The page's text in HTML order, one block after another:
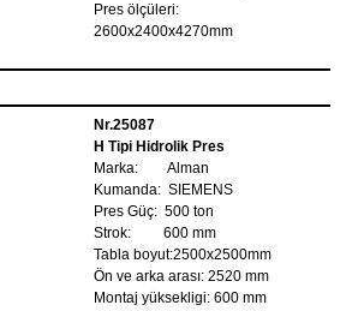
Pres ölçüleri:
2600x2400x4270mm
Nr.25087
H Tipi Hidrolik Pres
Marka: Alman
Kumanda: SIEMENS
Pres Güç: 500 ton
Strok: 600 mm
Tabla boyut:2500x2500mm
Ön ve arka arası: 2520 mm
Montaj yüksekligi: 600 mm